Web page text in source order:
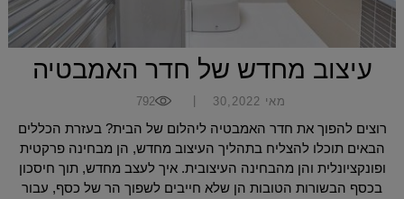
עיצוב מחדש של חדר האמבטיה
מאי 30,2022 792
רוצים להפוך את חדר האמבטיה ליהלום של הבית? בעזרת הכללים
הבאים תוכלו להצליח בתהליך העיצוב מחדש, הן מבחינה פרקטית
ופונקציונלית והן מהבחינה העיצובית. איך לעצב מחדש, תוך חיסכון
בכסף הבשורות הטובות הן שלא חייבים לשפוך הר של כסף, עבור